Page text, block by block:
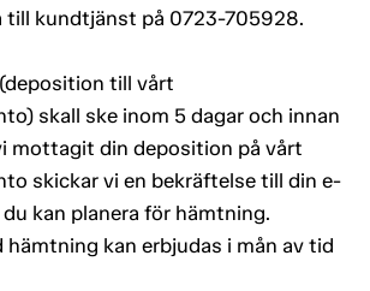
till kundtjänst på 0723-705928.
till vårt
skall ske inom 5 dagar och innan
mottagit din deposition på vårt
skickar vi en bekräftelse till din e-
kan planera för hämtning.
hämtning kan erbjudas i mån av tid